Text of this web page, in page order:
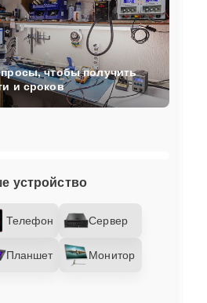
устройство
Телефон Сервер
Планшет
Монитор
чтобы получить
и сроков